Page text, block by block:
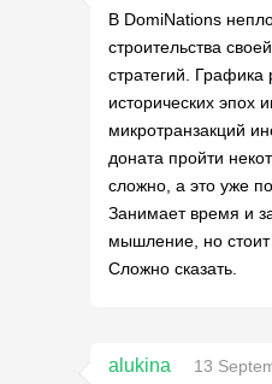
В DomiNations
строительства
стратегий. Графика
исторических эпох
микротранзакций
доната пройти
сложно, а это уже
Занимает время и
мышление, но стоит
Сложно сказать.
alukina
13